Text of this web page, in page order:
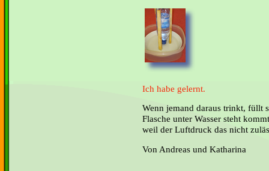
Ich habe gelernt.
Wenn jemand daraus trinkt, füllt
Flasche unter Wasser steht
weil der Luftdruck das nicht
Von Andreas und Katharina